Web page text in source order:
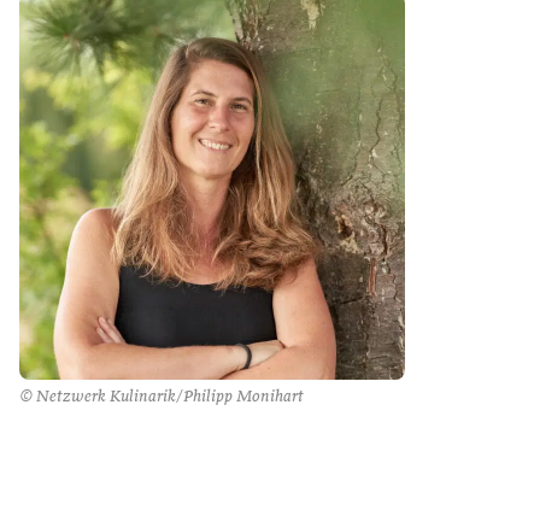
© Netzwerk Kulinarik/Philipp Monihart